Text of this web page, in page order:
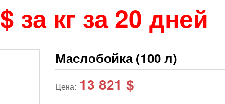
за кг за 20 дней
Маслобойка (100 л)
Цена: 13 821 $